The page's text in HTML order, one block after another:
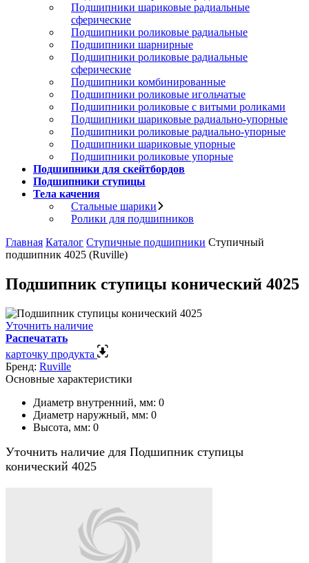
Подшипники шариковые радиальные
сферические
Подшипники роликовые радиальные
Подшипники шарнирные
Подшипники роликовые радиальные
сферические
Подшипники комбинированные
Подшипники роликовые игольчатые
Подшипники роликовые с витыми роликами
Подшипники шариковые радиально-упорные
Подшипники роликовые радиально-упорные
Подшипники шариковые упорные
Подшипники роликовые упорные
Подшипники для скейтбордов
Подшипники ступицы
Тела качения
Стальные шарики
Ролики для подшипников
Главная Каталог Ступичные подшипники Ступичный
подшипник 4025 (Ruville)
Подшипник ступицы конический 4025
Уточнить наличие
Распечатать
карточку продукта
Бренд: Ruville
Основные характеристики
Диаметр внутренний, мм: 0
Диаметр наружный, мм: 0
Высота, мм: 0
Уточнить наличие для Подшипник ступицы
конический 4025